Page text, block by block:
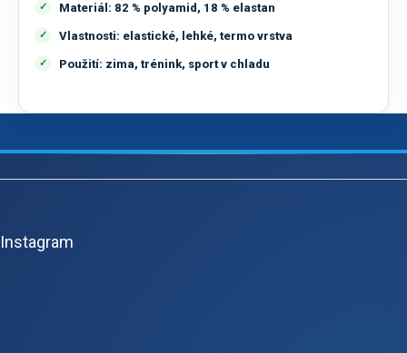
Materiál: 82 % polyamid, 18 % elastan
Vlastnosti: elastické, lehké, termo vrstva
Použití: zima, trénink, sport v chladu
Z
Instagram